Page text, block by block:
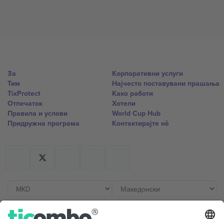
За
Тим
TixProtect
Отпечаток
Правила и услови
Придружна програма
Корпоративни услуги
Најчесто поставувани прашања
Како работи
Хотели
World Cup Hub
Контактирајте нѐ